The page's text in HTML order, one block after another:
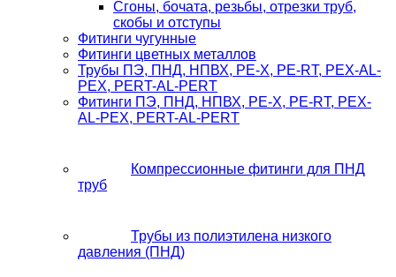
Сгоны, бочата, резьбы, отрезки труб,
скобы и отступы
Фитинги чугунные
Фитинги цветных металлов
Трубы ПЭ, ПНД, НПВХ, PE-X, PE-RT, PEX-AL-
PEX, PERT-AL-PERT
Фитинги ПЭ, ПНД, НПВХ, PE-X, PE-RT, PEX-
AL-PEX, PERT-AL-PERT
Компрессионные фитинги для ПНД
труб
Трубы из полиэтилена низкого
давления (ПНД)